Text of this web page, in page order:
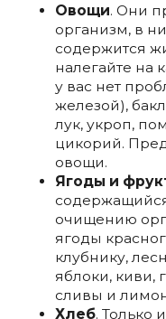
Овощи. Они
организм, в
содержится
налегайте на
у вас нет
железой),
лук, укроп,
цикорий.
овощи.
Ягоды и
очищению
ягоды
клубнику,
яблоки, киви,
сливы и
Хлеб. Только